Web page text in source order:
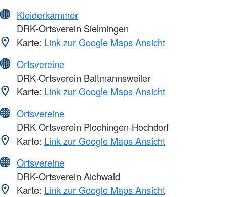
Kleiderkammer
DRK-Ortsverein Sielmingen
Karte: Link zur Google Maps Ansicht
Ortsvereine
DRK-Ortsverein Baltmannsweiler
Karte: Link zur Google Maps Ansicht
Ortsvereine
DRK Ortsverein Plochingen-Hochdorf
Karte: Link zur Google Maps Ansicht
Ortsvereine
DRK-Ortsverein Aichwald
Karte: Link zur Google Maps Ansicht